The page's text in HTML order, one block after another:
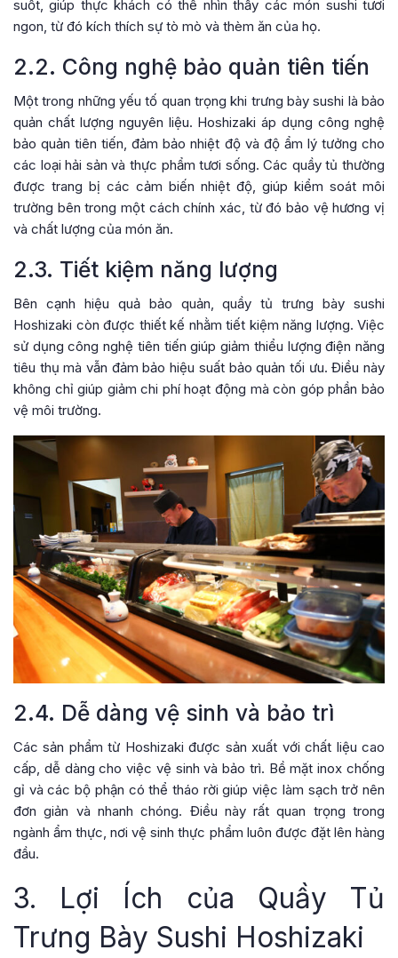
suốt, giúp thực khách có thể nhìn thấy các món sushi tươi
ngon, từ đó kích thích sự tò mò và thèm ăn của họ.
2.2. Công nghệ bảo quản tiên tiến
Một trong những yếu tố quan trọng khi trưng bày sushi là bảo
quản chất lượng nguyên liệu. Hoshizaki áp dụng công nghệ
bảo quản tiên tiến, đảm bảo nhiệt độ và độ ẩm lý tưởng cho
các loại hải sản và thực phẩm tươi sống. Các quầy tủ thường
được trang bị các cảm biến nhiệt độ, giúp kiểm soát môi
trường bên trong một cách chính xác, từ đó bảo vệ hương vị
và chất lượng của món ăn.
2.3. Tiết kiệm năng lượng
Bên cạnh hiệu quả bảo quản, quầy tủ trưng bày sushi
Hoshizaki còn được thiết kế nhằm tiết kiệm năng lượng. Việc
sử dụng công nghệ tiên tiến giúp giảm thiểu lượng điện năng
tiêu thụ mà vẫn đảm bảo hiệu suất bảo quản tối ưu. Điều này
không chỉ giúp giảm chi phí hoạt động mà còn góp phần bảo
vệ môi trường.
2.4. Dễ dàng vệ sinh và bảo trì
Các sản phẩm từ Hoshizaki được sản xuất với chất liệu cao
cấp, dễ dàng cho việc vệ sinh và bảo trì. Bề mặt inox chống
gỉ và các bộ phận có thể tháo rời giúp việc làm sạch trở nên
đơn giản và nhanh chóng. Điều này rất quan trọng trong
ngành ẩm thực, nơi vệ sinh thực phẩm luôn được đặt lên hàng
đầu.
3. Lợi Ích của Quầy Tủ
Trưng Bày Sushi Hoshizaki